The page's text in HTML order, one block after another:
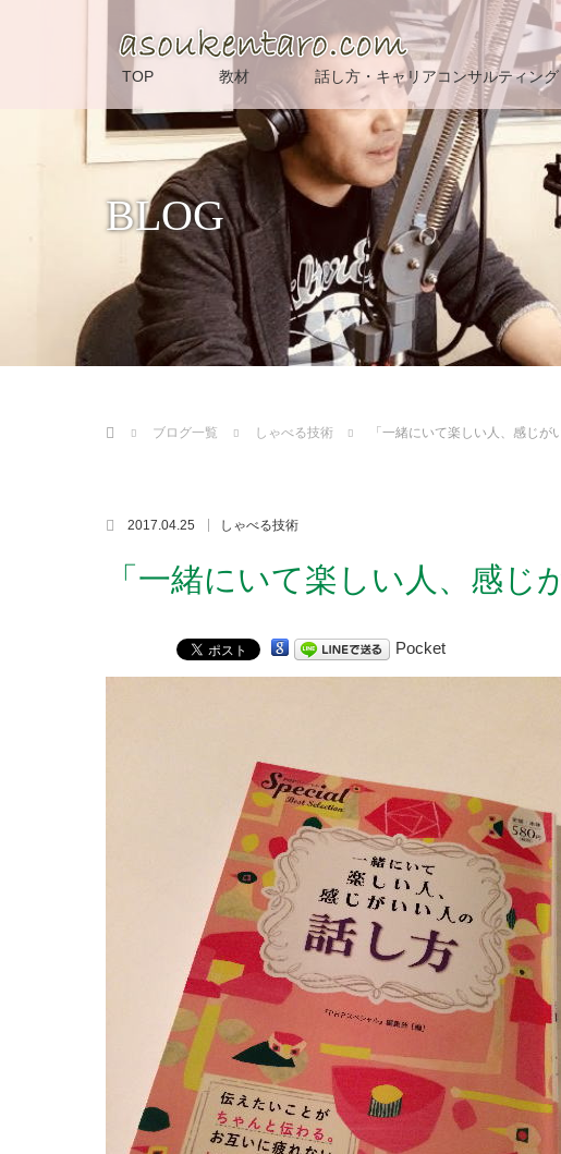
TOP 教材 話し方・キャリアコンサルティング
BLOG
ブログ一覧
しゃべる技術 「一緒にいて楽しい人、感じが
2017.04.25 しゃべる技術
「一緒にいて楽しい人、感じ
Pocket